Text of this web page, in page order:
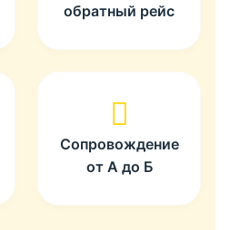
обратный рейс
Сопровождение
от А до Б